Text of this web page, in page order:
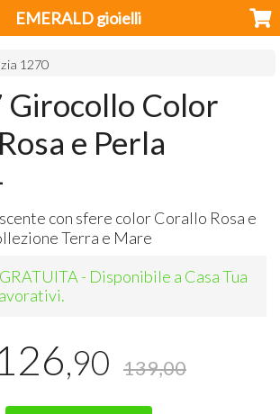
EMERALD gioielli
1270
Girocollo Color
e Perla
con sfere color Corallo Rosa e
Terra e Mare
- Disponibile a Casa Tua
,90 139,00